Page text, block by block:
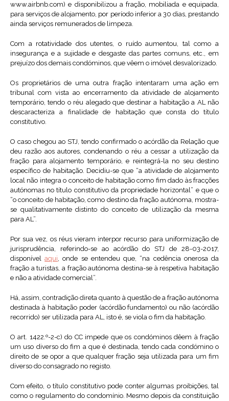
www.airbnb.com) e disponibilizou a fração, mobiliada e equipada,
para serviços de alojamento, por período inferior a 30 dias, prestando
ainda serviços remunerados de limpeza.
Com a rotatividade dos utentes, o ruído aumentou, tal como a
insegurança e a sujidade e desgaste das partes comuns, etc., em
prejuízo dos demais condóminos, que vêem o imóvel desvalorizado.
Os proprietários de uma outra fração intentaram uma ação em
tribunal com vista ao encerramento da atividade de alojamento
temporário, tendo o réu alegado que destinar a habitação a AL não
descaracteriza a finalidade de habitação que consta do título
constitutivo.
O caso chegou ao STJ, tendo confirmado o acórdão da Relação que
deu razão aos autores, condenando o réu a cessar a utilização da
fração para alojamento temporário, e reintegrá-la no seu destino
específico de habitação. Decidiu-se que “a atividade de alojamento
local não integra o conceito de habitação como fim dado às fracções
autónomas no título constitutivo da propriedade horizontal” e que o
“o conceito de habitação, como destino da fração autónoma, mostra-
se qualitativamente distinto do conceito de utilização da mesma
para AL”.
Por sua vez, os réus vieram interpor recurso para uniformização de
jurisprudência, referindo-se ao acórdão do STJ de 28-03-2017,
disponívelaqui, onde se entendeu que, “na cedência onerosa da
fração a turistas, a fração autónoma destina-se à respetiva habitação
e não a atividade comercial”.
Há, assim, contradição direta quanto à questão de a fração autónoma
destinada à habitação poder (acórdão fundamento) ou não (acórdão
recorrido) ser utilizada para AL, isto é, se viola o fim da habitação.
O art. 1422.º-2-c) do CC impede que os condóminos dêem à fração
um uso diverso do fim a que é destinada, tendo cada condómino o
direito de se opor a que qualquer fração seja utilizada para um fim
diverso do consagrado no registo.
Com efeito, o título constitutivo pode conter algumas proibições, tal
como o regulamento do condomínio. Mesmo depois da constituição